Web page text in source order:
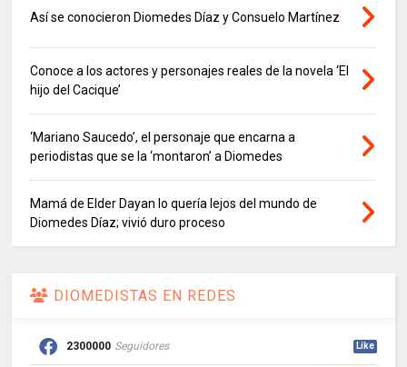
Así se conocieron Diomedes Díaz y Consuelo Martínez
Conoce a los actores y personajes reales de la novela ‘El
hijo del Cacique’
‘Mariano Saucedo’, el personaje que encarna a
periodistas que se la ‘montaron’ a Diomedes
Mamá de Elder Dayan lo quería lejos del mundo de
Diomedes Díaz; vivió duro proceso
DIOMEDISTAS EN REDES
2300000 Seguidores Like